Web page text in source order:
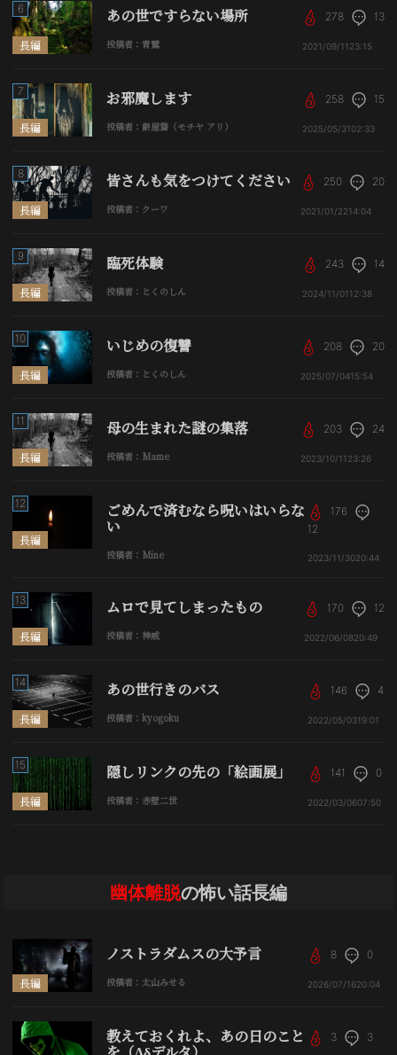
長編
6 あの世ですらない場所
投稿者：青鷺
278 13
2021/09/11 23:15
長編
7 お邪魔します
投稿者：餅屋䖸（モチヤ アリ）
258 15
2025/05/31 02:33
長編
8 皆さんも気をつけてください
投稿者：クーワ
250 20
2021/01/2214:04
長編
9 臨死体験
投稿者：とくのしん
243 14
2024/11/01 12:38
長編
10 いじめの復讐
投稿者：とくのしん
208 20
2025/07/0415:54
長編
11 母の生まれた謎の集落
投稿者：Mame
203 24
2023/10/11 23:26
長編
12 ごめんで済むなら呪いはいらな
い
投稿者：Mine
176
12
2023/11/3020:44
長編
13 ムロで見てしまったもの
投稿者：神威
170 12
2022/06/0820:49
長編
14 あの世行きのバス
投稿者：kyogoku
146 4
2022/05/0319:01
長編
15 隠しリンクの先の「絵画展」
投稿者：赤壁二世
141 0
2022/03/0607:50
幽体離脱の怖い話長編
長編
ノストラダムスの大予言
投稿者：太山みせる
8 0
2026/07/1620:04
教えておくれよ、あの日のこと 3 3